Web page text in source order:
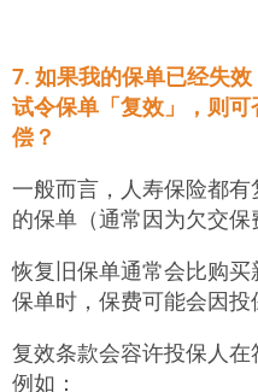
7. 如果我的保单已经失
试令保单「复效」，则
偿？
一般而言，人寿保险都
的保单（通常因为欠交保
恢复旧保单通常会比购
保单时，保费可能会因投
复效条款会容许投保人在
例如：